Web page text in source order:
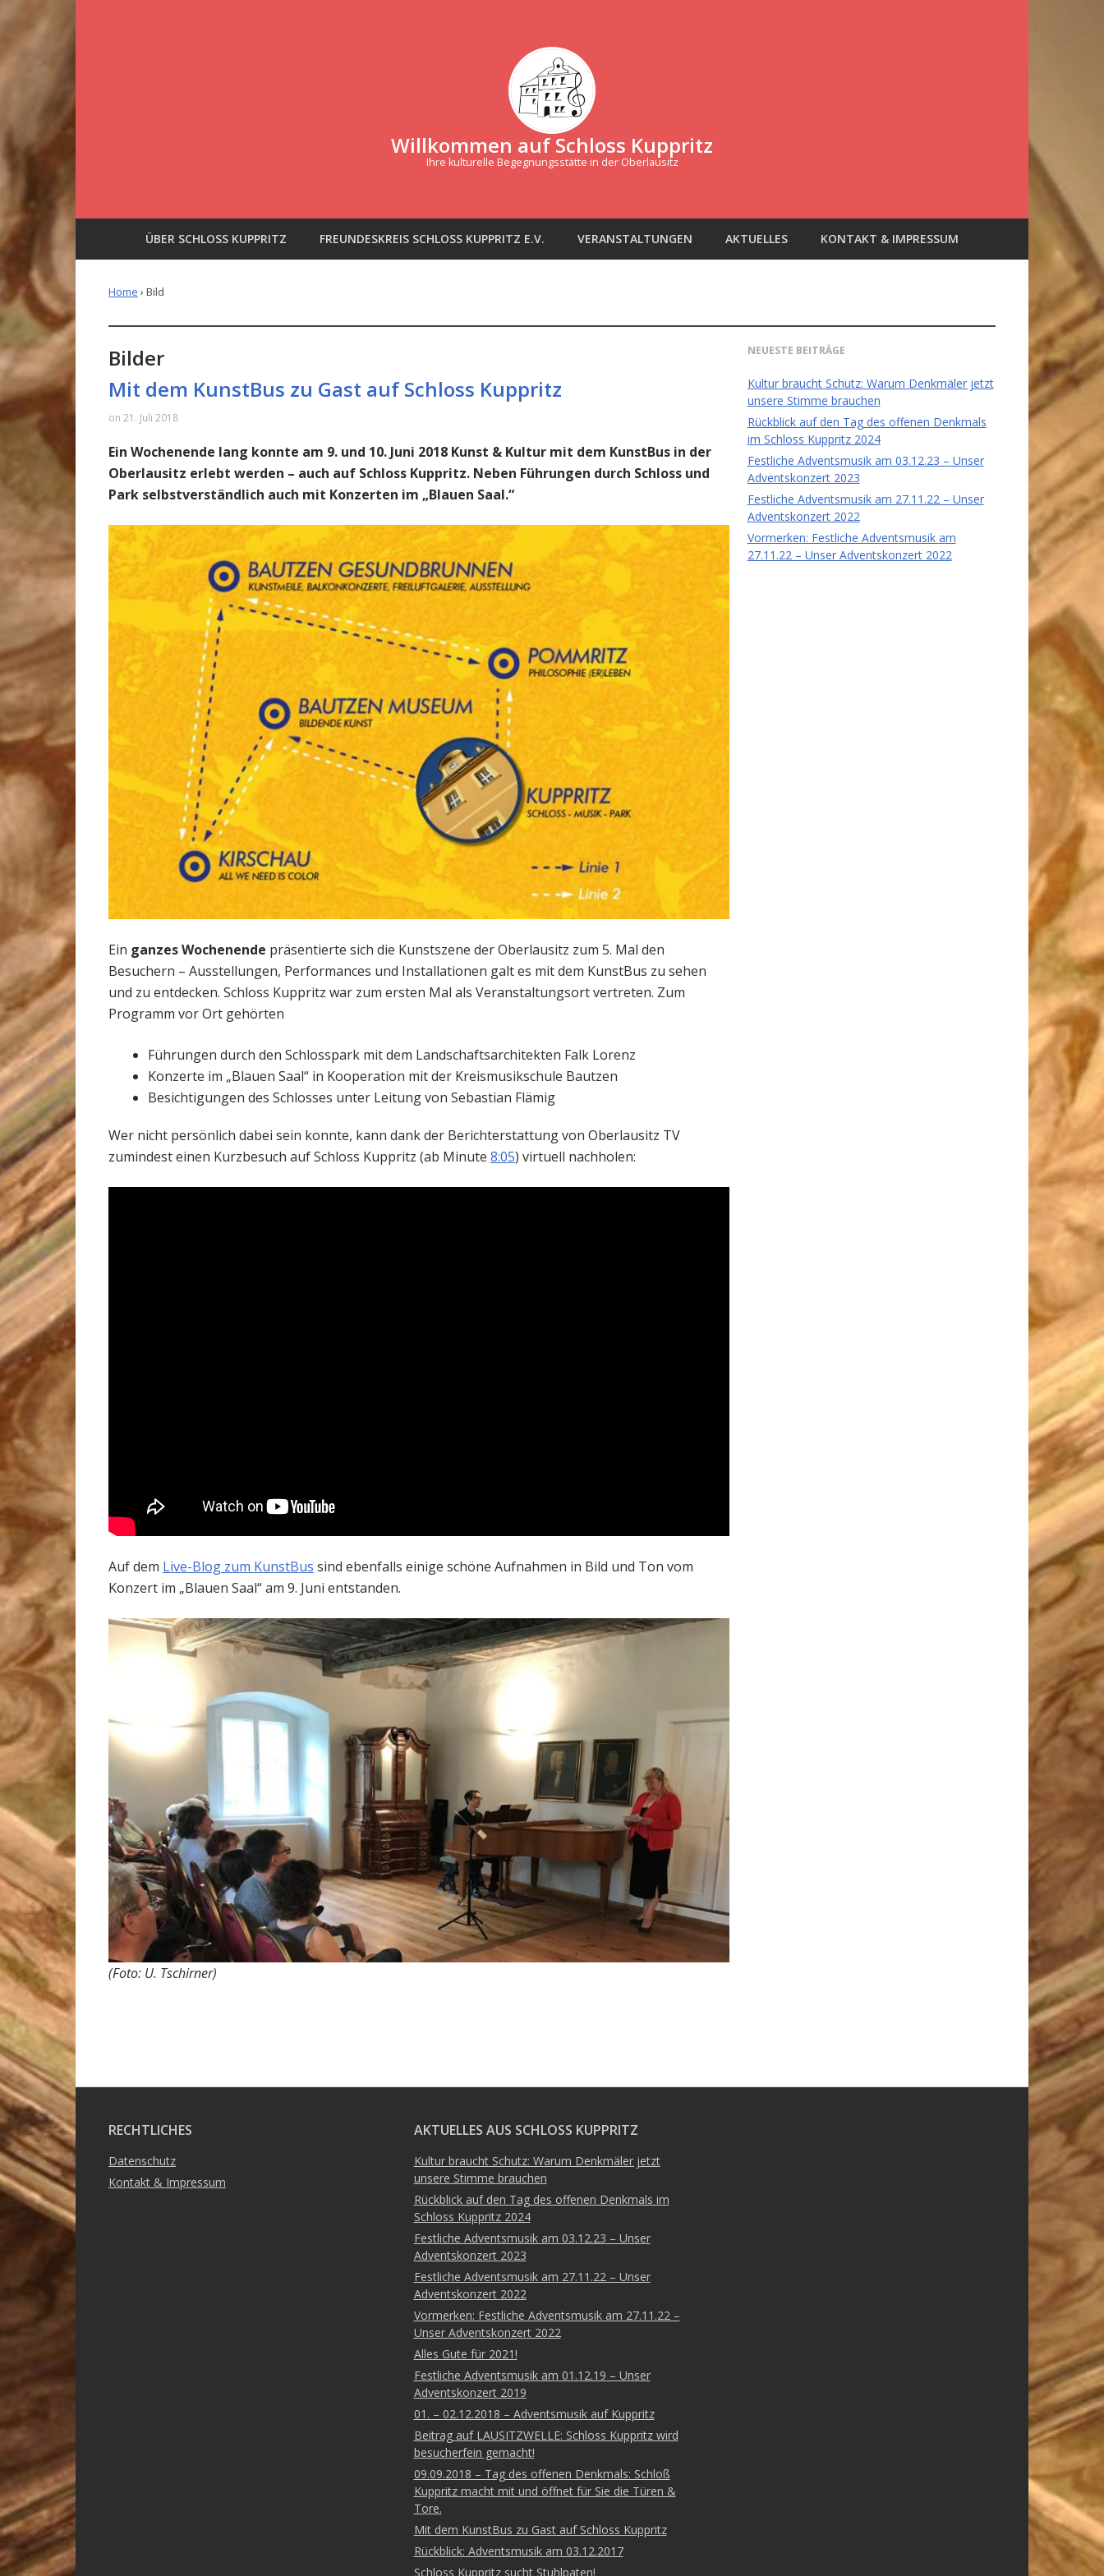
Willkommen auf Schloss Kuppritz
Ihre kulturelle Begegnungsstätte in der Oberlausitz
ÜBER SCHLOSS KUPPRITZ FREUNDESKREIS SCHLOSS KUPPRITZ E.V. VERANSTALTUNGEN AKTUELLES KONTAKT & IMPRESSUM
Home › Bild
Bilder
Mit dem KunstBus zu Gast auf Schloss Kuppritz
on 21. Juli 2018
Ein Wochenende lang konnte am 9. und 10. Juni 2018 Kunst & Kultur mit dem KunstBus in der
Oberlausitz erlebt werden – auch auf Schloss Kuppritz. Neben Führungen durch Schloss und
Park selbstverständlich auch mit Konzerten im „Blauen Saal.“
Ein ganzes Wochenende präsentierte sich die Kunstszene der Oberlausitz zum 5. Mal den
Besuchern – Ausstellungen, Performances und Installationen galt es mit dem KunstBus zu sehen
und zu entdecken. Schloss Kuppritz war zum ersten Mal als Veranstaltungsort vertreten. Zum
Programm vor Ort gehörten
Führungen durch den Schlosspark mit dem Landschaftsarchitekten Falk Lorenz
Konzerte im „Blauen Saal“ in Kooperation mit der Kreismusikschule Bautzen
Besichtigungen des Schlosses unter Leitung von Sebastian Flämig
Wer nicht persönlich dabei sein konnte, kann dank der Berichterstattung von Oberlausitz TV
zumindest einen Kurzbesuch auf Schloss Kuppritz (ab Minute 8:05) virtuell nachholen:
Auf dem Live-Blog zum KunstBus sind ebenfalls einige schöne Aufnahmen in Bild und Ton vom
Konzert im „Blauen Saal“ am 9. Juni entstanden.
(Foto: U. Tschirner)
NEUESTE BEITRÄGE
Kultur braucht Schutz: Warum Denkmäler jetzt
unsere Stimme brauchen
Rückblick auf den Tag des offenen Denkmals
im Schloss Kuppritz 2024
Festliche Adventsmusik am 03.12.23 – Unser
Adventskonzert 2023
Festliche Adventsmusik am 27.11.22 – Unser
Adventskonzert 2022
Vormerken: Festliche Adventsmusik am
27.11.22 – Unser Adventskonzert 2022
RECHTLICHES
Datenschutz
Kontakt & Impressum
AKTUELLES AUS SCHLOSS KUPPRITZ
Kultur braucht Schutz: Warum Denkmäler jetzt
unsere Stimme brauchen
Rückblick auf den Tag des offenen Denkmals im
Schloss Kuppritz 2024
Festliche Adventsmusik am 03.12.23 – Unser
Adventskonzert 2023
Festliche Adventsmusik am 27.11.22 – Unser
Adventskonzert 2022
Vormerken: Festliche Adventsmusik am 27.11.22 –
Unser Adventskonzert 2022
Alles Gute für 2021!
Festliche Adventsmusik am 01.12.19 – Unser
Adventskonzert 2019
01. – 02.12.2018 – Adventsmusik auf Kuppritz
Beitrag auf LAUSITZWELLE: Schloss Kuppritz wird
besucherfein gemacht!
09.09.2018 – Tag des offenen Denkmals: Schloß
Kuppritz macht mit und öffnet für Sie die Türen &
Tore.
Mit dem KunstBus zu Gast auf Schloss Kuppritz
Rückblick: Adventsmusik am 03.12.2017
Schloss Kuppritz sucht Stuhlpaten!